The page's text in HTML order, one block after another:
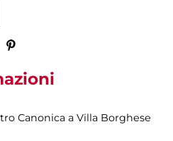
Canonica a Villa Borghese